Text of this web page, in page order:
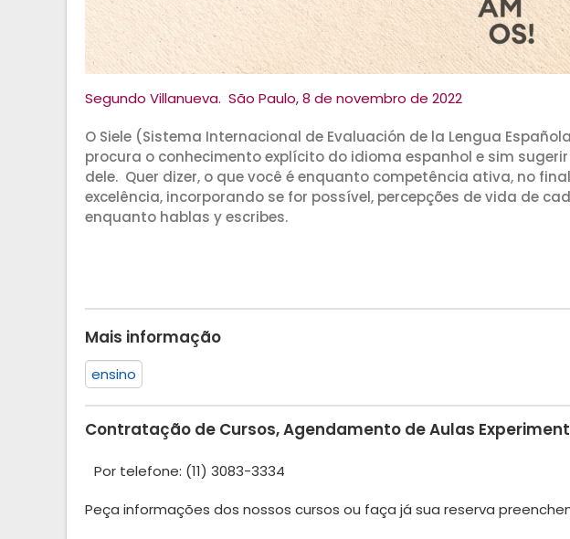
Segundo Villanueva. São Paulo, 8 de novembro de 2022
O Siele (Sistema Internacional de Evaluación de la Lengua
procura o conhecimento explícito do idioma espanhol e sim
dele. Quer dizer, o que você é enquanto competência ativa, no
excelência, incorporando se for possível, percepções de vida de
enquanto hablas y escribes.
Mais informação
ensino
Contratação de Cursos, Agendamento de Aulas
Por telefone: (11) 3083-3334
Peça informações dos nossos cursos ou faça já sua reserva